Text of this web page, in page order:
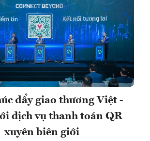
đẩy giao thương Việt -
dịch vụ thanh toán QR
xuyên biên giới